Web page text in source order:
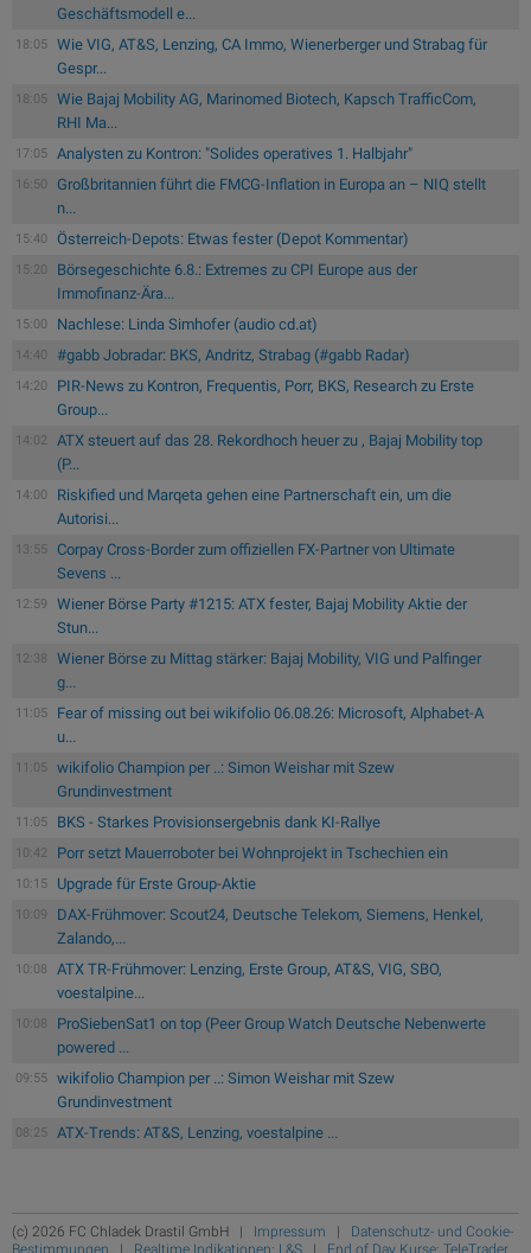
Geschäftsmodell e...
18:05
Wie VIG, AT&S, Lenzing, CA Immo, Wienerberger und Strabag für
Gespr...
18:05
Wie Bajaj Mobility AG, Marinomed Biotech, Kapsch TrafficCom,
RHI Ma...
17:05 Analysten zu Kontron: "Solides operatives 1. Halbjahr"
16:50
Großbritannien führt die FMCG-Inflation in Europa an – NIQ stellt
n...
15:40 Österreich-Depots: Etwas fester (Depot Kommentar)
15:20
Börsegeschichte 6.8.: Extremes zu CPI Europe aus der
Immofinanz-Ära...
15:00 Nachlese: Linda Simhofer (audio cd.at)
14:40 #gabb Jobradar: BKS, Andritz, Strabag (#gabb Radar)
14:20
PIR-News zu Kontron, Frequentis, Porr, BKS, Research zu Erste
Group...
14:02
ATX steuert auf das 28. Rekordhoch heuer zu , Bajaj Mobility top
(P...
14:00
Riskified und Marqeta gehen eine Partnerschaft ein, um die
Autorisi...
13:55
Corpay Cross-Border zum offiziellen FX-Partner von Ultimate
Sevens ...
12:59
Wiener Börse Party #1215: ATX fester, Bajaj Mobility Aktie der
Stun...
12:38
Wiener Börse zu Mittag stärker: Bajaj Mobility, VIG und Palfinger
g...
11:05
Fear of missing out bei wikifolio 06.08.26: Microsoft, Alphabet-A
u...
11:05
wikifolio Champion per ..: Simon Weishar mit Szew
Grundinvestment
11:05 BKS - Starkes Provisionsergebnis dank KI-Rallye
10:42 Porr setzt Mauerroboter bei Wohnprojekt in Tschechien ein
10:15 Upgrade für Erste Group-Aktie
10:09
DAX-Frühmover: Scout24, Deutsche Telekom, Siemens, Henkel,
Zalando,...
10:08
ATX TR-Frühmover: Lenzing, Erste Group, AT&S, VIG, SBO,
voestalpine...
10:08
ProSiebenSat1 on top (Peer Group Watch Deutsche Nebenwerte
powered ...
09:55
wikifolio Champion per ..: Simon Weishar mit Szew
Grundinvestment
08:25 ATX-Trends: AT&S, Lenzing, voestalpine ...
(c) 2026 FC Chladek Drastil GmbH | Impressum | Datenschutz- und Cookie-